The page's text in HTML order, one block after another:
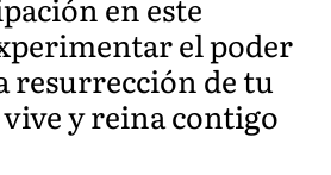
en este
el poder
resurrección de tu
y reina contigo